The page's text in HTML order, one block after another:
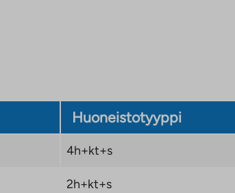
Huoneistotyyppi
4h+kt+s
2h+kt+s